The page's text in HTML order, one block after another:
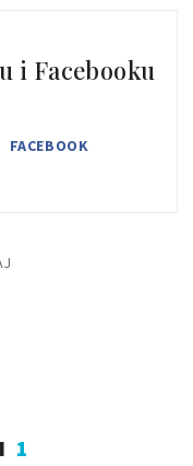
i Facebooku
FACEBOOK
1